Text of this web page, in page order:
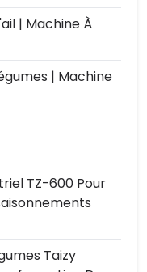
| Machine À
| Machine
TZ-600 Pour
Taizy